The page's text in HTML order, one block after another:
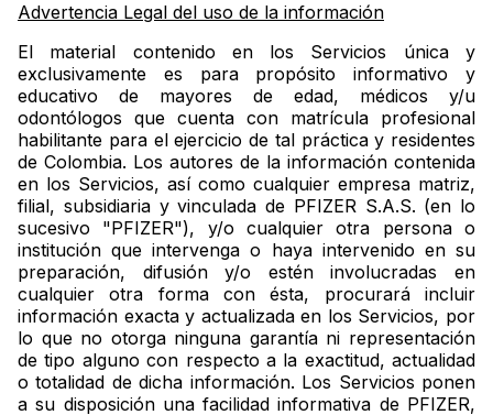
Advertencia Legal del uso de la información
El material contenido en los Servicios única y
exclusivamente es para propósito informativo y
educativo de mayores de edad, médicos y/u
odontólogos que cuenta con matrícula profesional
habilitante para el ejercicio de tal práctica y residentes
de Colombia. Los autores de la información contenida
en los Servicios, así como cualquier empresa matriz,
filial, subsidiaria y vinculada de PFIZER S.A.S. (en lo
sucesivo "PFIZER"), y/o cualquier otra persona o
institución que intervenga o haya intervenido en su
preparación, difusión y/o estén involucradas en
cualquier otra forma con ésta, procurará incluir
información exacta y actualizada en los Servicios, por
lo que no otorga ninguna garantía ni representación
de tipo alguno con respecto a la exactitud, actualidad
o totalidad de dicha información. Los Servicios ponen
a su disposición una facilidad informativa de PFIZER,